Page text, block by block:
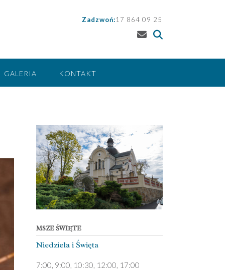
Zadzwoń:17 864 09 25
GALERIA KONTAKT
MSZE ŚWIĘTE
Niedziela ­i Święta
7:00, 9:00, 10:30, 12:00, 17:00